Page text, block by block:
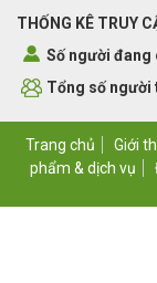
THỐNG KÊ TRUY
Số người đang
Tổng số người
Trang chủ Giới
phẩm & dịch vụ